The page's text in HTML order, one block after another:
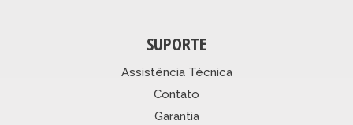
SUPORTE
Assistência Técnica
Contato
Garantia